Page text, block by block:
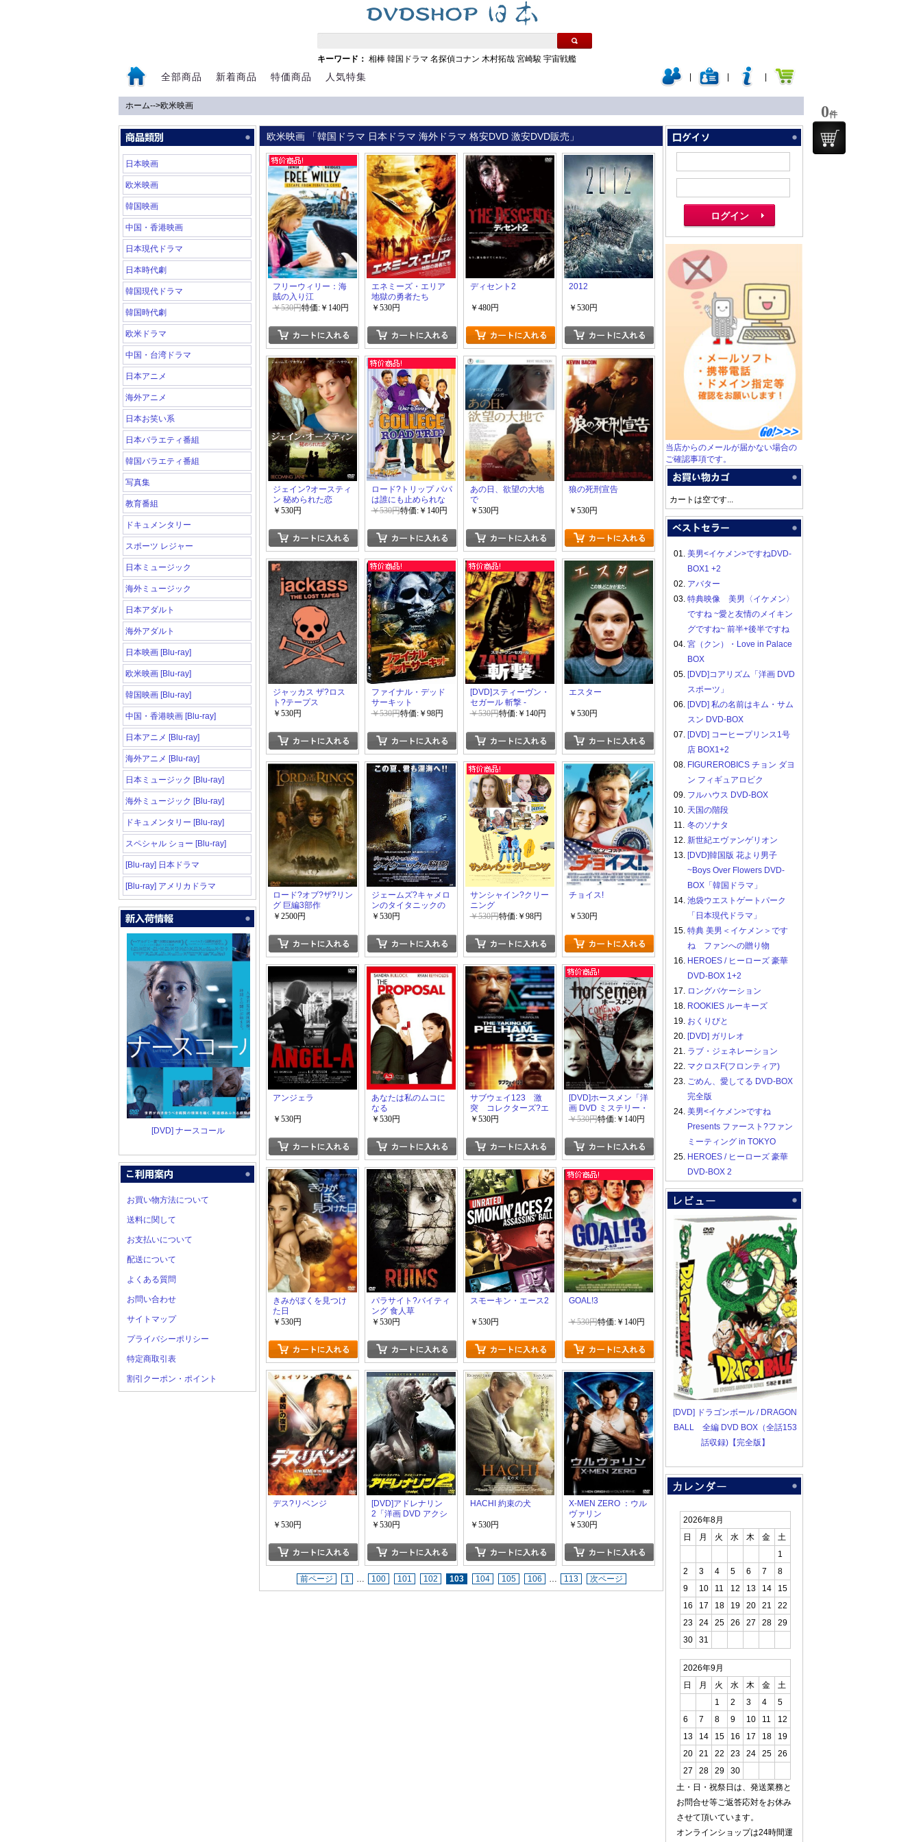
キーワード： 相棒 韓国ドラマ 名探偵コナン 木村拓哉 宮崎駿 宇宙戦艦
全部商品 新着商品 特価商品 人気特集
ホーム-->欧米映画
日本映画
欧米映画
韓国映画
中国・香港映画
日本現代ドラマ
日本時代劇
韓国現代ドラマ
韓国時代劇
欧米ドラマ
中国・台湾ドラマ
日本アニメ
海外アニメ
日本お笑い系
日本バラエティ番組
韓国バラエティ番組
写真集
教育番組
ドキュメンタリー
スポーツ レジャー
日本ミュージック
海外ミュージック
日本アダルト
海外アダルト
日本映画 [Blu-ray]
欧米映画 [Blu-ray]
韓国映画 [Blu-ray]
中国・香港映画 [Blu-ray]
日本アニメ [Blu-ray]
海外アニメ [Blu-ray]
日本ミュージック [Blu-ray]
海外ミュージック [Blu-ray]
ドキュメンタリー [Blu-ray]
スペシャル ショー [Blu-ray]
[Blu-ray] 日本ドラマ
[Blu-ray] アメリカドラマ
[DVD] ナースコール
お買い物方法について
送料に関して
お支払いについて
配送について
よくある質問
お問い合わせ
サイトマップ
プライバシーポリシー
特定商取引表
割引クーポン・ポイント
欧米映画 「韓国ドラマ 日本ドラマ 海外ドラマ 格安DVD 激安DVD販売」
フリーウィリー：海
賊の入り江
￥530円特価:￥140円
エネミーズ・エリア
地獄の勇者たち
￥530円
ディセント2
￥480円
2012
￥530円
ジェイン?オースティ
ン 秘められた恋
￥530円
ロード?トリップ パパ
は誰にも止められな
い!
￥530円特価:￥140円
あの日、欲望の大地
で
￥530円
狼の死刑宣告
￥530円
ジャッカス ザ?ロス
ト?テープス
￥530円
ファイナル・デッド
サーキット
￥530円特価:￥98円
[DVD]スティーヴン・
セガール 斬撃 -
ZANGEKI-「洋画
￥530円特価:￥140円
エスター
￥530円
ロード?オブ?ザ?リン
グ 巨編3部作
￥2500円
ジェームズ?キャメロ
ンのタイタニックの
秘密
￥530円
サンシャイン?クリー
ニング
￥530円特価:￥98円
チョイス!
￥530円
アンジェラ
￥530円
あなたは私のムコに
なる
￥530円
サブウェイ123 激
突 コレクターズ?エ
ディション
￥530円
[DVD]ホースメン「洋
画 DVD ミステリー・
サスペンス」
￥530円特価:￥140円
きみがぼくを見つけ
た日
￥530円
パラサイト?バイティ
ング 食人草
￥530円
スモーキン・エース2
￥530円
GOAL!3
￥530円特価:￥140円
デス?リベンジ
￥530円
[DVD]アドレナリン
2「洋画 DVD アクシ
ョン」
￥530円
HACHI 約束の犬
￥530円
X-MEN ZERO ：ウル
ヴァリン
￥530円
前ページ 1 … 100 101 102 103 104 105 106 … 113 次ページ
当店からのメールが届かない場合の
ご確認事項です。
カートは空です...
01. 美男<イケメン>ですねDVD-
BOX1 +2
02. アバター
03. 特典映像 美男〈イケメン〉
ですね ~愛と友情のメイキン
グですね~ 前半+後半ですね
04. 宮（クン）・Love in Palace
BOX
05. [DVD]コアリズム「洋画 DVD
スポーツ」
06. [DVD] 私の名前はキム・サム
スン DVD-BOX
07. [DVD] コーヒープリンス1号
店 BOX1+2
08. FIGUREROBICS チョン ダヨ
ン フィギュアロビク
09. フルハウス DVD-BOX
10. 天国の階段
11. 冬のソナタ
12. 新世紀エヴァンゲリオン
13. [DVD]韓国版 花より男子
~Boys Over Flowers DVD-
BOX「韓国ドラマ」
14. 池袋ウエストゲートパーク
「日本現代ドラマ」
15. 特典 美男＜イケメン＞です
ね ファンへの贈り物
16. HEROES / ヒーローズ 豪華
DVD-BOX 1+2
17. ロングバケーション
18. ROOKIES ルーキーズ
19. おくりびと
20. [DVD] ガリレオ
21. ラブ・ジェネレーション
22. マクロスF(フロンティア)
23. ごめん、愛してる DVD-BOX
完全版
24. 美男<イケメン>ですね
Presents ファースト?ファン
ミーティング in TOKYO
25. HEROES / ヒーローズ 豪華
DVD-BOX 2
[DVD] ドラゴンボール / DRAGON
BALL 全編 DVD BOX（全話153
話収録)【完全版】
2026年8月
日
月 火 水 木 金
土
1
2
3 4 5 6 7
8
9
10 11 12 13 14
15
16
17 18 19 20 21
22
23
24 25 26 27 28
29
30
31
2026年9月
日
月 火 水 木 金
土
1
2 3 4
5
6
7 8 9 10 11
12
13
14 15 16 17 18
19
20
21 22 23 24 25
26
27
28 29
30
土・日・祝祭日は、発送業務と
お問合せ等ご返答応対をお休み
させて頂いています。
オンラインショップは24時間運
0件
0